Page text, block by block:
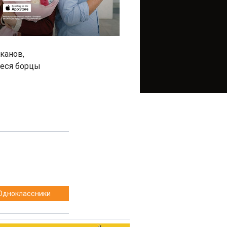
борцы